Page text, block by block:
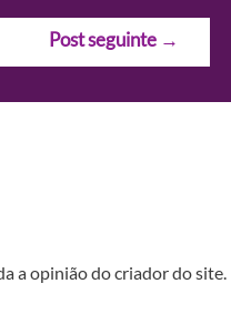
Post seguinte →
a opinião do criador do site.